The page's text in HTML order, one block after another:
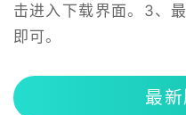
击进入下载界面。3、
即可。
最